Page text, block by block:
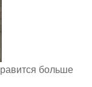
больше